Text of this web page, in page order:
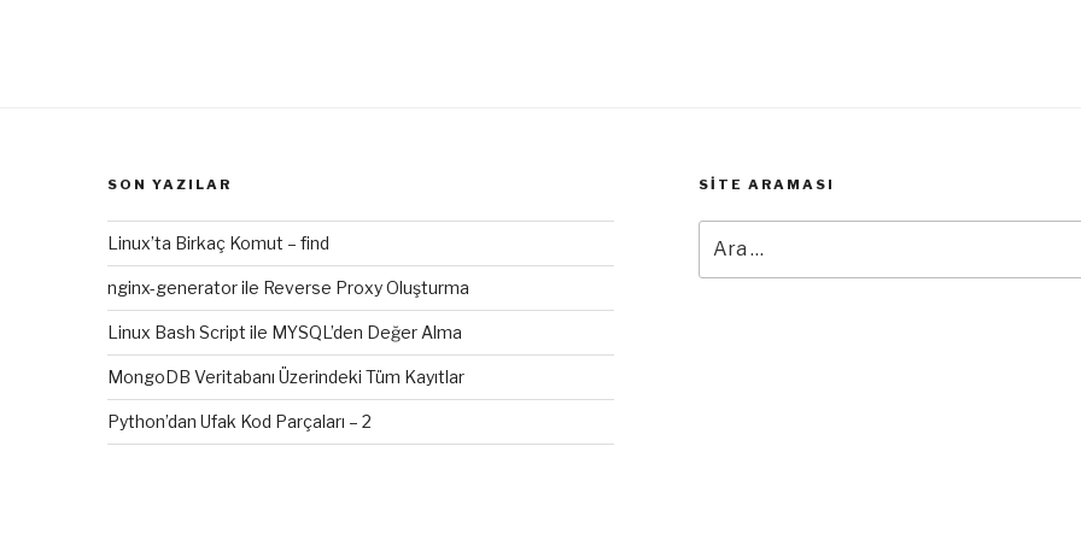
SON YAZILAR
Linux’ta Birkaç Komut – find
nginx-generator ile Reverse Proxy Oluşturma
Linux Bash Script ile MYSQL’den Değer Alma
MongoDB Veritabanı Üzerindeki Tüm Kayıtlar
Python’dan Ufak Kod Parçaları – 2
SITE ARAMASI